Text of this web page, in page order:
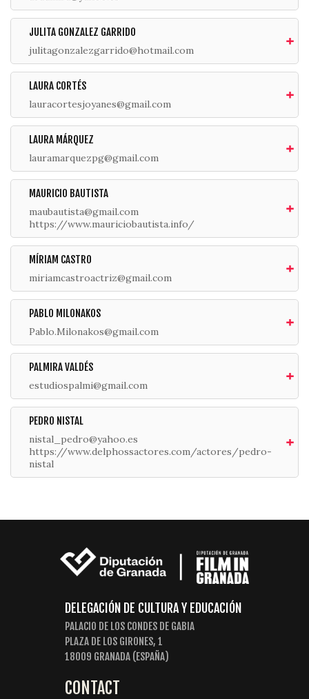
JULITA GONZALEZ GARRIDO
julitagonzalezgarrido@hotmail.com
LAURA CORTÉS
lauracortesjoyanes@gmail.com
LAURA MÁRQUEZ
lauramarquezpg@gmail.com
MAURICIO BAUTISTA
maubautista@gmail.com
https://www.mauriciobautista.info/
MÍRIAM CASTRO
miriamcastroactriz@gmail.com
PABLO MILONAKOS
Pablo.Milonakos@gmail.com
PALMIRA VALDÉS
estudiospalmi@gmail.com
PEDRO NISTAL
nistal_pedro@yahoo.es
https://www.delphossactores.com/actores/pedro-
nistal
DELEGACIÓN DE CULTURA Y EDUCACIÓN
PALACIO DE LOS CONDES DE GABIA
PLAZA DE LOS GIRONES, 1
18009 GRANADA (ESPAÑA)
CONTACT